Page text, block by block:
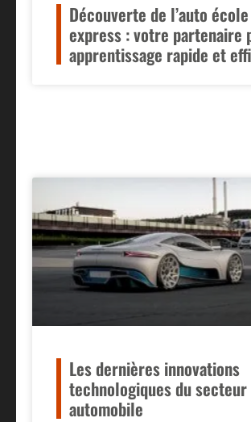
Découverte de l’auto école
express : votre partenaire
apprentissage rapide et
Les dernières innovations
technologiques du secteur
automobile